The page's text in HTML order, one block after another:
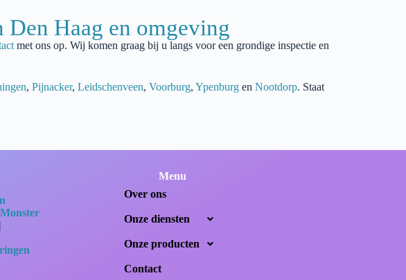
Haag en omgeving
met ons op. Wij komen graag bij u langs voor een grondige inspectie en
, Pijnacker, Leidschenveen, Voorburg, Ypenburg en Nootdorp. Staat
Monster
|
Menu
Over ons
Onze diensten
Onze producten
Contact